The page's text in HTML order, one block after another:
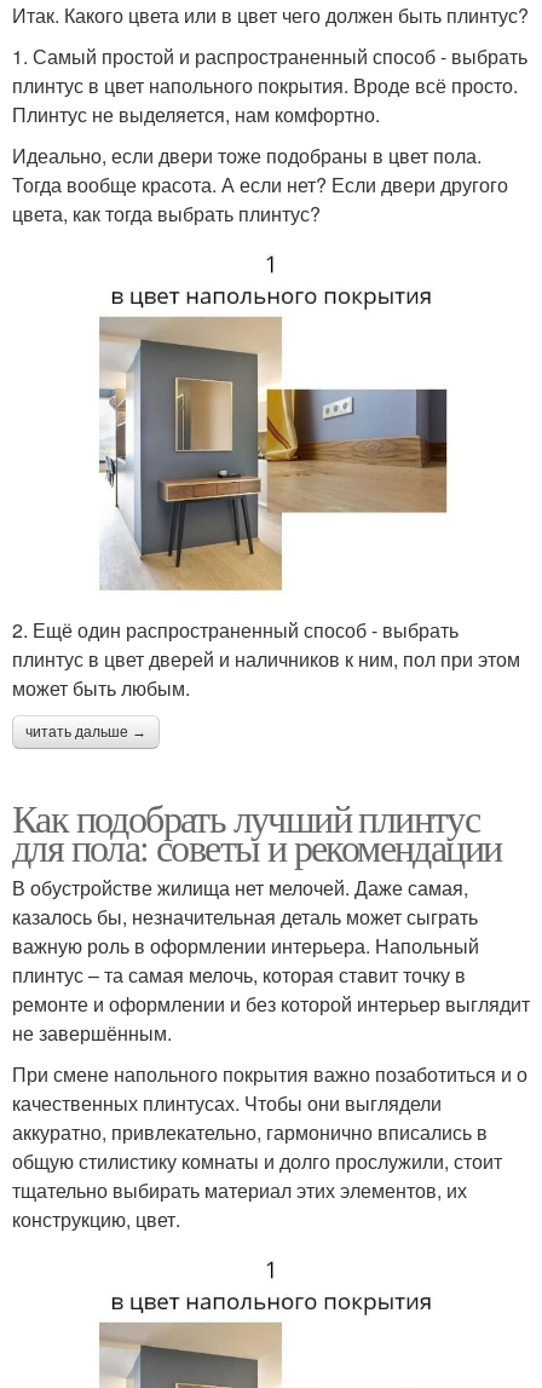
Итак. Какого цвета или в цвет чего должен быть плинтус?
1. Самый простой и распространенный способ - выбрать
плинтус в цвет напольного покрытия. Вроде всё просто.
Плинтус не выделяется, нам комфортно.
Идеально, если двери тоже подобраны в цвет пола.
Тогда вообще красота. А если нет? Если двери другого
цвета, как тогда выбрать плинтус?
2. Ещё один распространенный способ - выбрать
плинтус в цвет дверей и наличников к ним, пол при этом
может быть любым.
читать дальше →
Как подобрать лучший плинтус
для пола: советы и рекомендации
В обустройстве жилища нет мелочей. Даже самая,
казалось бы, незначительная деталь может сыграть
важную роль в оформлении интерьера. Напольный
плинтус – та самая мелочь, которая ставит точку в
ремонте и оформлении и без которой интерьер выглядит
не завершённым.
При смене напольного покрытия важно позаботиться и о
качественных плинтусах. Чтобы они выглядели
аккуратно, привлекательно, гармонично вписались в
общую стилистику комнаты и долго прослужили, стоит
тщательно выбирать материал этих элементов, их
конструкцию, цвет.